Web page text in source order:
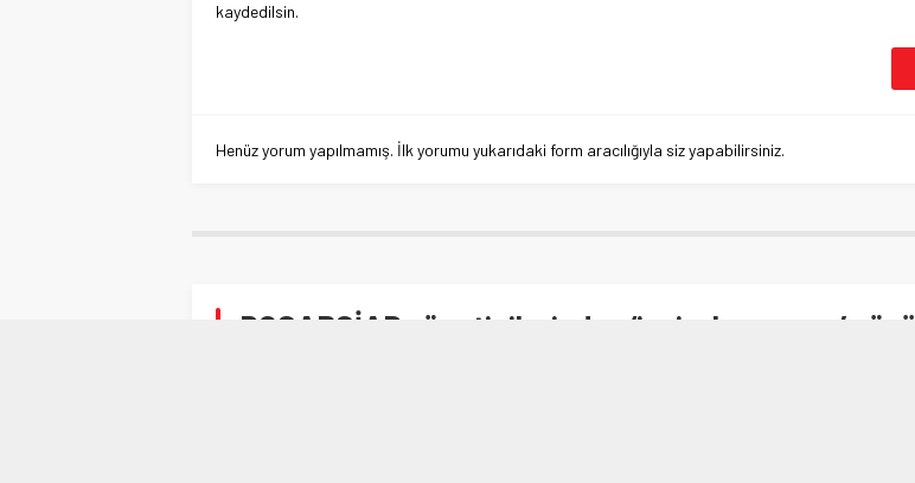
kaydedilsin.
Henüz yorum yapılmamış. İlk yorumu yukarıdaki form aracılığıyla siz yapabilirsiniz.
DOSABSİAD yöneticilerinden ‘işçi çıkarmama’ sözü